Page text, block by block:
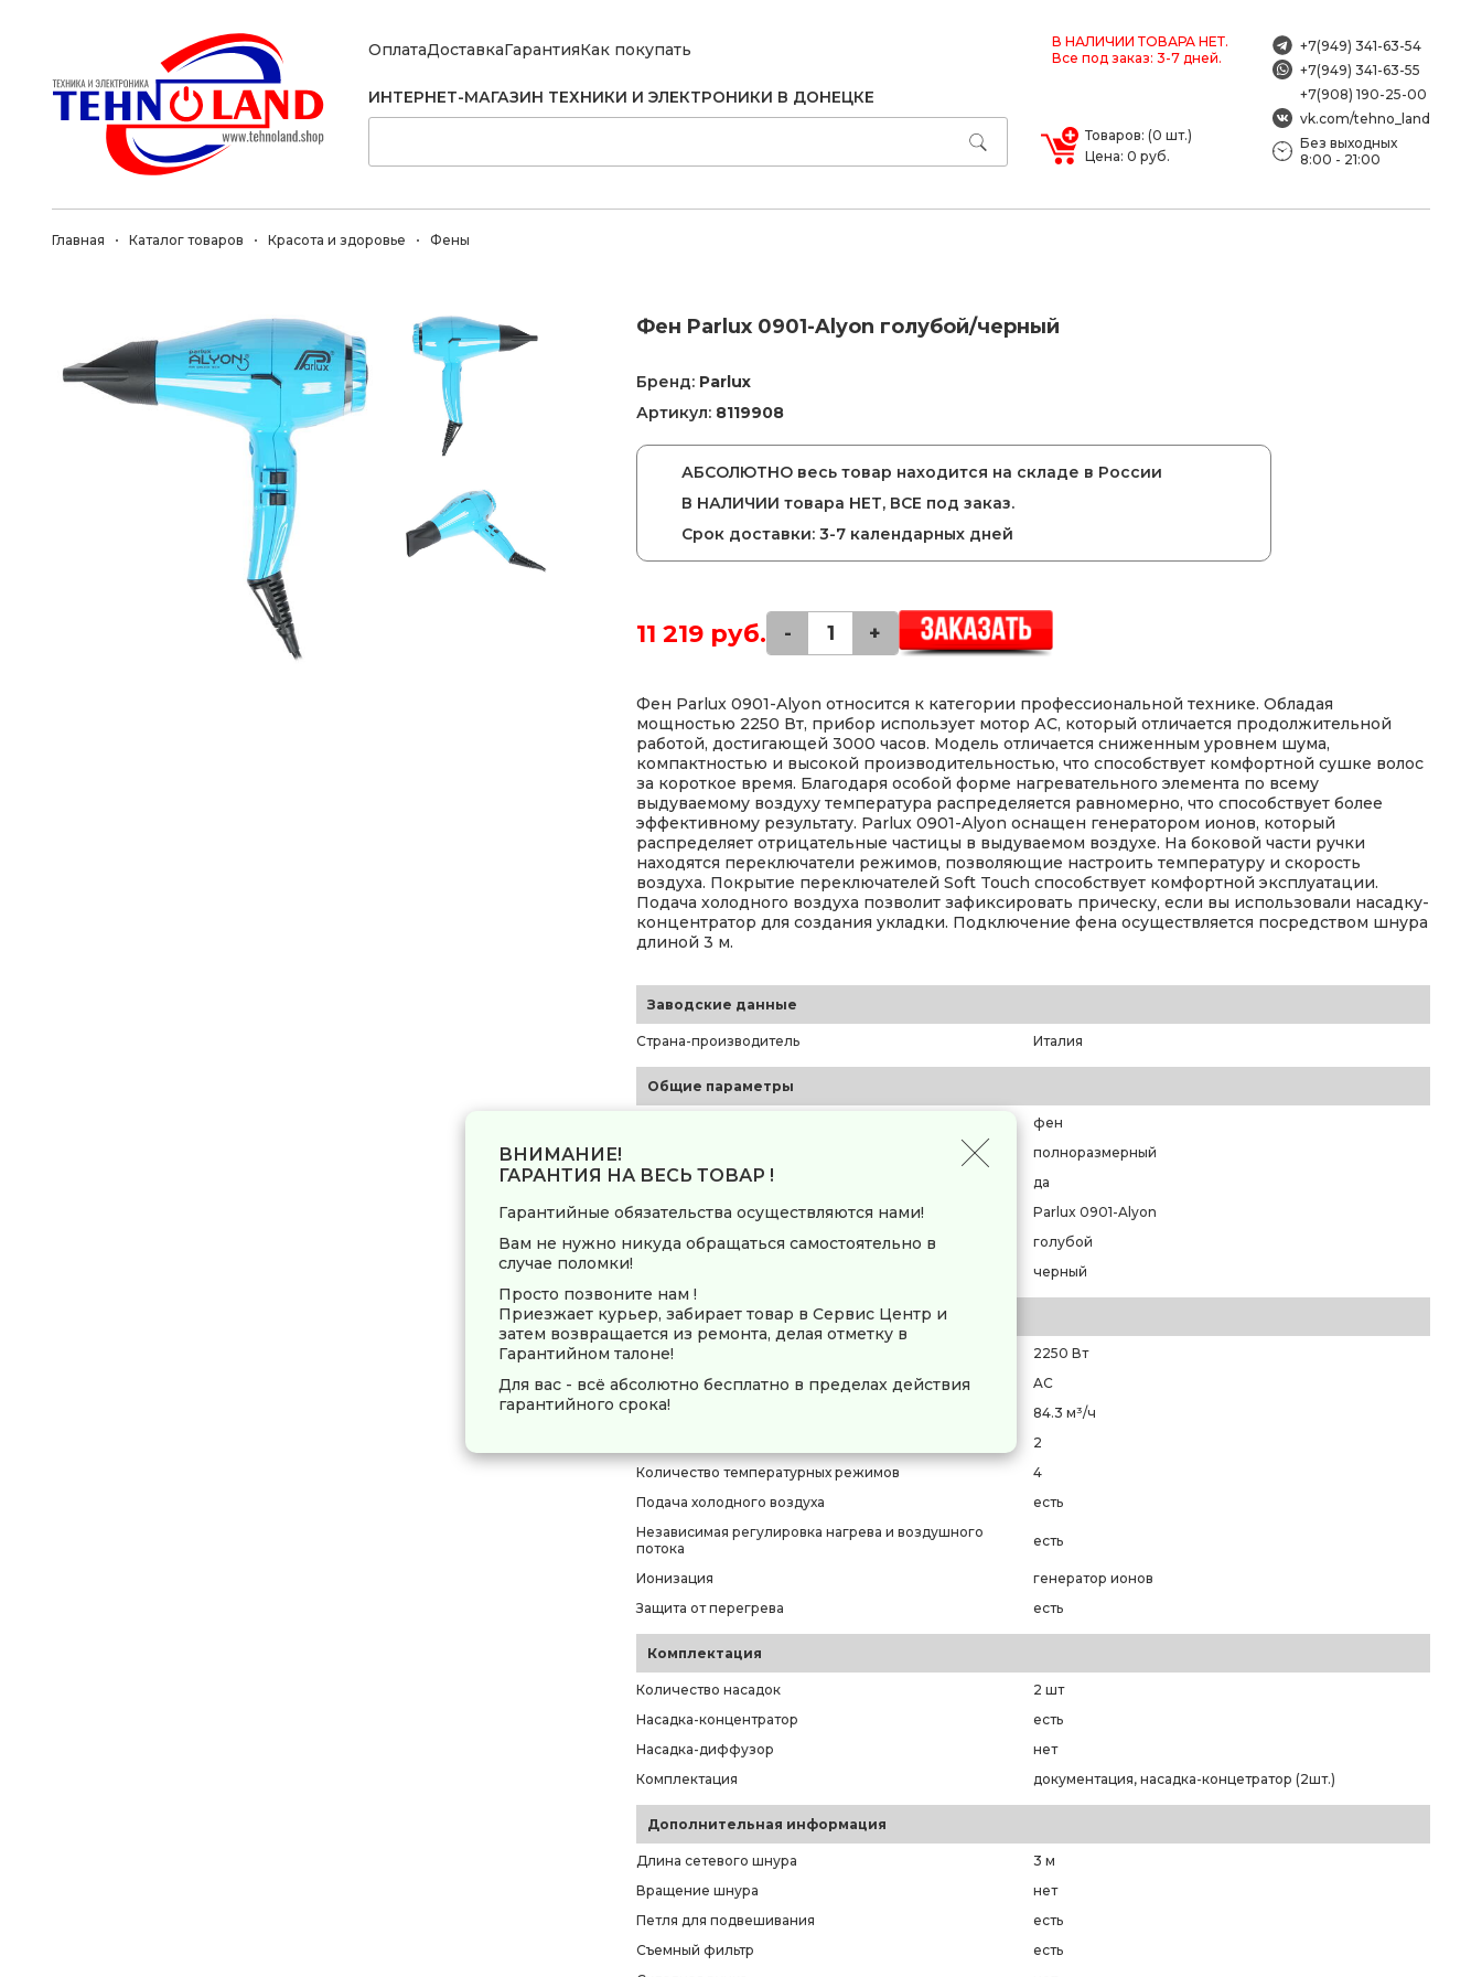
ОплатаДоставкаГарантияКак покупать
В НАЛИЧИИ ТОВАРА НЕТ.
Все под заказ: 3-7 дней.
ИНТЕРНЕТ-МАГАЗИН ТЕХНИКИ И ЭЛЕКТРОНИКИ В ДОНЕЦКЕ
Товаров: (0 шт.)
Цена: 0 руб.
+7(949) 341-63-54
+7(949) 341-63-55
+7(908) 190-25-00
vk.com/tehno_land
Без выходных
8:00 - 21:00
Главная Каталог товаров Красота и здоровье Фены
Фен Parlux 0901-Alyon голубой/черный
Бренд: Parlux
Артикул: 8119908
АБСОЛЮТНО весь товар находится на складе в России
В НАЛИЧИИ товара НЕТ, ВСЕ под заказ.
Срок доставки: 3-7 календарных дней
11 219 руб. - +
Фен Parlux 0901-Alyon относится к категории профессиональной технике. Обладая
мощностью 2250 Вт, прибор использует мотор АС, который отличается продолжительной
работой, достигающей 3000 часов. Модель отличается сниженным уровнем шума,
компактностью и высокой производительностью, что способствует комфортной сушке волос
за короткое время. Благодаря особой форме нагревательного элемента по всему
выдуваемому воздуху температура распределяется равномерно, что способствует более
эффективному результату. Parlux 0901-Alyon оснащен генератором ионов, который
распределяет отрицательные частицы в выдуваемом воздухе. На боковой части ручки
находятся переключатели режимов, позволяющие настроить температуру и скорость
воздуха. Покрытие переключателей Soft Touch способствует комфортной эксплуатации.
Подача холодного воздуха позволит зафиксировать прическу, если вы использовали насадку-
концентратор для создания укладки. Подключение фена осуществляется посредством шнура
длиной 3 м.
Заводские данные
Страна-производитель Италия
Общие параметры
фен
полноразмерный
Профессиональный фен
да
Модель
Parlux 0901-Alyon
Основной цвет
голубой
черный
Функции и управление
Мощность
2250 Вт
Тип мотора
AC
Производительность
84.3 м³/ч
2
Количество температурных режимов
4
Подача холодного воздуха
есть
Независимая регулировка нагрева и воздушного
потока
есть
Ионизация
генератор ионов
Защита от перегрева
есть
Комплектация
Количество насадок
2 шт
Насадка-концентратор
есть
Насадка-диффузор
нет
Комплектация
документация, насадка-концетратор (2шт.)
Дополнительная информация
Длина сетевого шнура
3 м
Вращение шнура
нет
Петля для подвешивания
есть
Съемный фильтр
есть
ВНИМАНИЕ!
ГАРАНТИЯ НА ВЕСЬ ТОВАР !
Гарантийные обязательства осуществляются нами!
Вам не нужно никуда обращаться самостоятельно в
случае поломки!
Просто позвоните нам !
Приезжает курьер, забирает товар в Сервис Центр и
затем возвращается из ремонта, делая отметку в
Гарантийном талоне!
Для вас - всё абсолютно бесплатно в пределах действия
гарантийного срока!